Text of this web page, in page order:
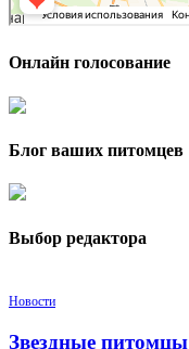
Онлайн голосование
Блог ваших питомцев
Выбор редактора
Новости
Звездные